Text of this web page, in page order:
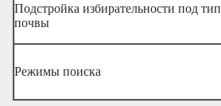
Подстройка избирательности под тип
почвы
Режимы поиска